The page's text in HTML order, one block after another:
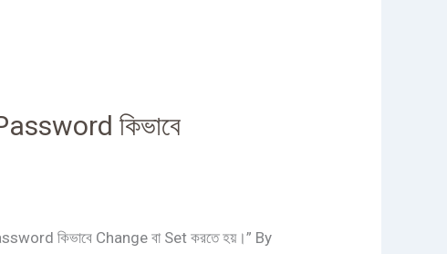
কিভাবে
কিভাবে Change বা Set করতে হয়।” By